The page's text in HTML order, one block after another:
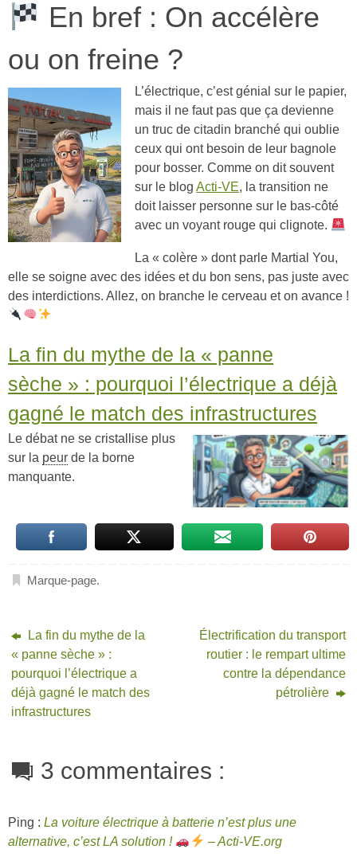
En bref : On accélère
ou on freine ?
L’électrique, c’est génial sur le papier,
mais il ne faut pas que ça devienne
un truc de citadin branché qui oublie
ceux qui ont besoin de leur bagnole
pour bosser. Comme on dit souvent
sur le blogActi-VE, la transition ne
doit laisser personne sur le bas-côté
avec un voyant rouge qui clignote.
La « colère » dont parle Martial You,
elle se soigne avec des idées et du bon sens, pas juste avec
des interdictions. Allez, on branche le cerveau et on avance !
La fin du mythe de la « panne
sèche » : pourquoi l’électrique a déjà
gagné le match des infrastructures
Le débat ne se cristallise plus
sur la peur de la borne
manquante.
Marque-page.
La fin du mythe de la
« panne sèche » :
pourquoi l’électrique a
déjà gagné le match des
infrastructures
Électrification du transport
routier : le rempart ultime
contre la dépendance
pétrolière
3 commentaires :
Ping : La voiture électrique à batterie n’est plus une
alternative, c’est LA solution !
– Acti-VE.org